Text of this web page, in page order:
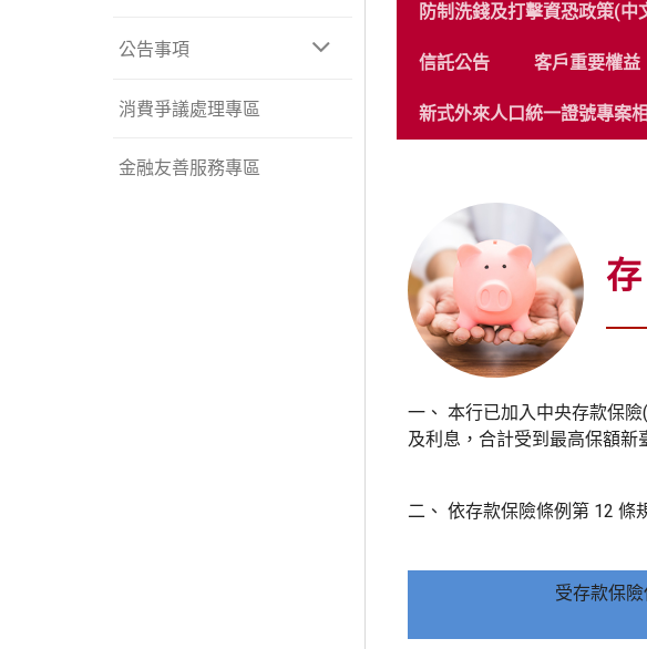
公告事項
消費爭議處理專區
金融友善服務專區
防制洗錢及打擊資恐政策(中
信託公告 客戶重要權益
新式外來人口統一證號專
一、 本行已加入中央存款保
及利息，合計受到最高保額新
二、 依存款保險條例第 12 條
受存款保